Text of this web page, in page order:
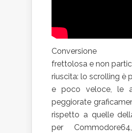
Conversione
frettolosa e non
riuscita: lo scrolling è
e poco veloce, le
peggiorate
rispetto a quelle
per